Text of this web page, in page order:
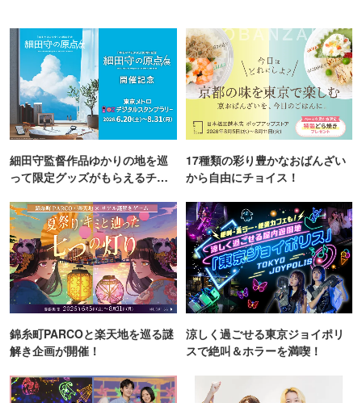
細田守監督作品ゆかりの地を巡
って限定グッズがもらえるチャ
17種類の彩り豊かなおばんざい
から自由にチョイス！
錦糸町PARCOと楽天地を巡る謎
解き企画が開催！
涼しく過ごせる東京ジョイポリ
スで絶叫＆ホラーを満喫！